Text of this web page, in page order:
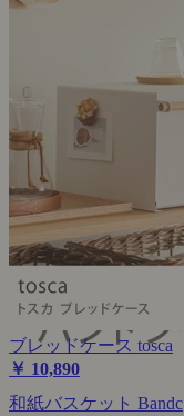
和紙バスケット Bandc
ブレッドケース tosca
￥ 10,890